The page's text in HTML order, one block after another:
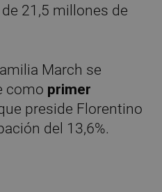
21,5 millones de
March se
como primer
preside Florentino
del 13,6%.